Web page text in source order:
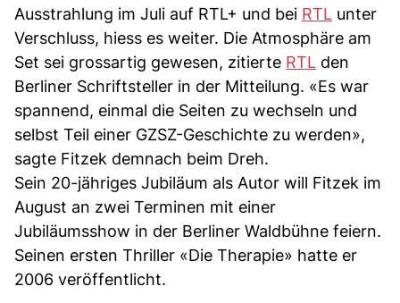
Ausstrahlung im Juli auf RTL+ und bei RTL unter
Verschluss, hiess es weiter. Die Atmosphäre am
Set sei grossartig gewesen, zitierte RTL den
Berliner Schriftsteller in der Mitteilung. «Es war
spannend, einmal die Seiten zu wechseln und
selbst Teil einer GZSZ-Geschichte zu werden»,
sagte Fitzek demnach beim Dreh.
Sein 20-jähriges Jubiläum als Autor will Fitzek im
August an zwei Terminen mit einer
Jubiläumsshow in der Berliner Waldbühne feiern.
Seinen ersten Thriller «Die Therapie» hatte er
2006 veröffentlicht.